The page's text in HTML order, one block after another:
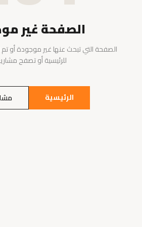
الصفحة غير
الصفحة التي تبحث عنها غير موجودة أو
للرئيسية أو تصفح
الرئيسية